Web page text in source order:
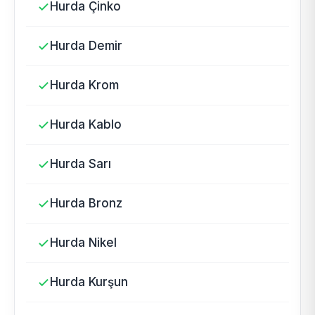
Hurda Çinko
Hurda Demir
Hurda Krom
Hurda Kablo
Hurda Sarı
Hurda Bronz
Hurda Nikel
Hurda Kurşun